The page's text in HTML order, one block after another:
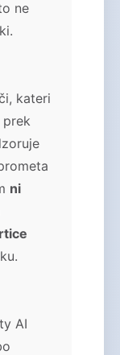
ne
kateri
prek
ni
AI